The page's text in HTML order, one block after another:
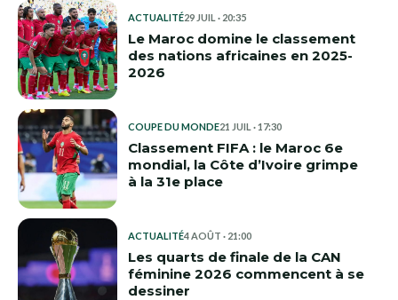
ACTUALITÉ29 JUIL · 20:35
Le Maroc domine le classement
des nations africaines en 2025-
2026
COUPE DU MONDE21 JUIL · 17:30
Classement FIFA : le Maroc 6e
mondial, la Côte d’Ivoire grimpe
à la 31e place
ACTUALITÉ4 AOÛT · 21:00
Les quarts de finale de la CAN
féminine 2026 commencent à se
dessiner